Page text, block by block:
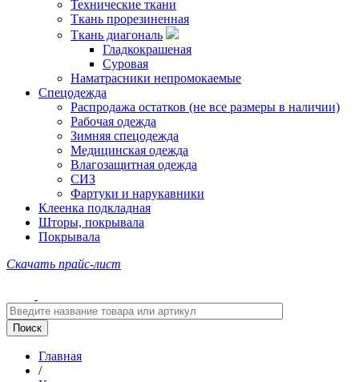
Технические ткани
Ткань прорезиненная
Ткань диагональ
Гладкокрашеная
Суровая
Наматрасники непромокаемые
Спецодежда
Распродажа остатков (не все размеры в наличии)
Рабочая одежда
Зимняя спецодежда
Медицинская одежда
Влагозащитная одежда
СИЗ
Фартуки и нарукавники
Клеенка подкладная
Шторы, покрывала
Покрывала
Скачать прайс-лист
Главная
/